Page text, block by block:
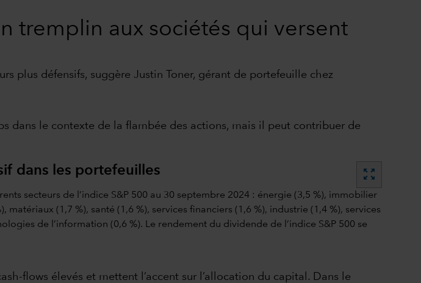
tremplin aux sociétés qui versent
plus défensifs, suggère Justin Toner, gérant de portefeuille chez
dans le contexte de la flambée des actions, mais il peut contribuer de
dans les portefeuilles zoom_out_map
flows élevés et mettent l’accent sur l’allocation du capital. Dans le